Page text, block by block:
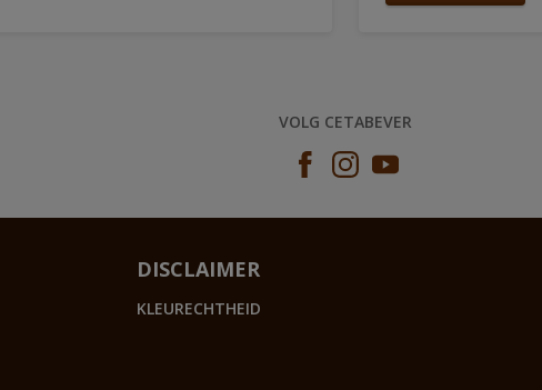
VOLG CETABEVER
DISCLAIMER
KLEURECHTHEID